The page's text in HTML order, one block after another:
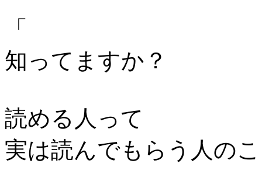
「
知ってますか？
読める人って
実は読んでもらう人の